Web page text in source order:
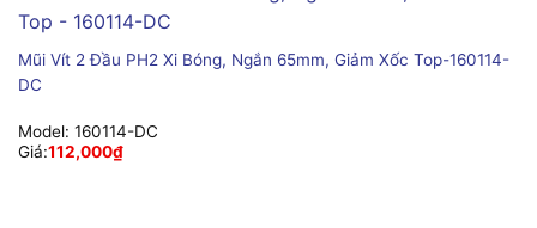
Mũi Vít 2 Đầu PH2 Xi Bóng, Ngắn 65mm, Giảm Xốc Top-160114-
DC
Model: 160114-DC
Giá:112,000₫